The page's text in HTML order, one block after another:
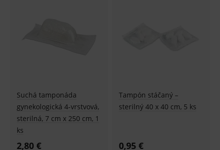
Suchá tamponáda
gynekologická 4-vrstvová,
sterilná, 7 cm x 250 cm, 1
ks
2,80 €
Tampón stáčaný –
sterilný 40 x 40 cm, 5 ks
0,95 €